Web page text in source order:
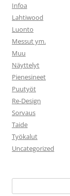
Infoa
Lahtiwood
Luonto
Messut ym.
Muu
Näyttelyt
Pienesineet
Puutyöt
Re-Design
Sorvaus
Taide
Työkalut
Uncategorized